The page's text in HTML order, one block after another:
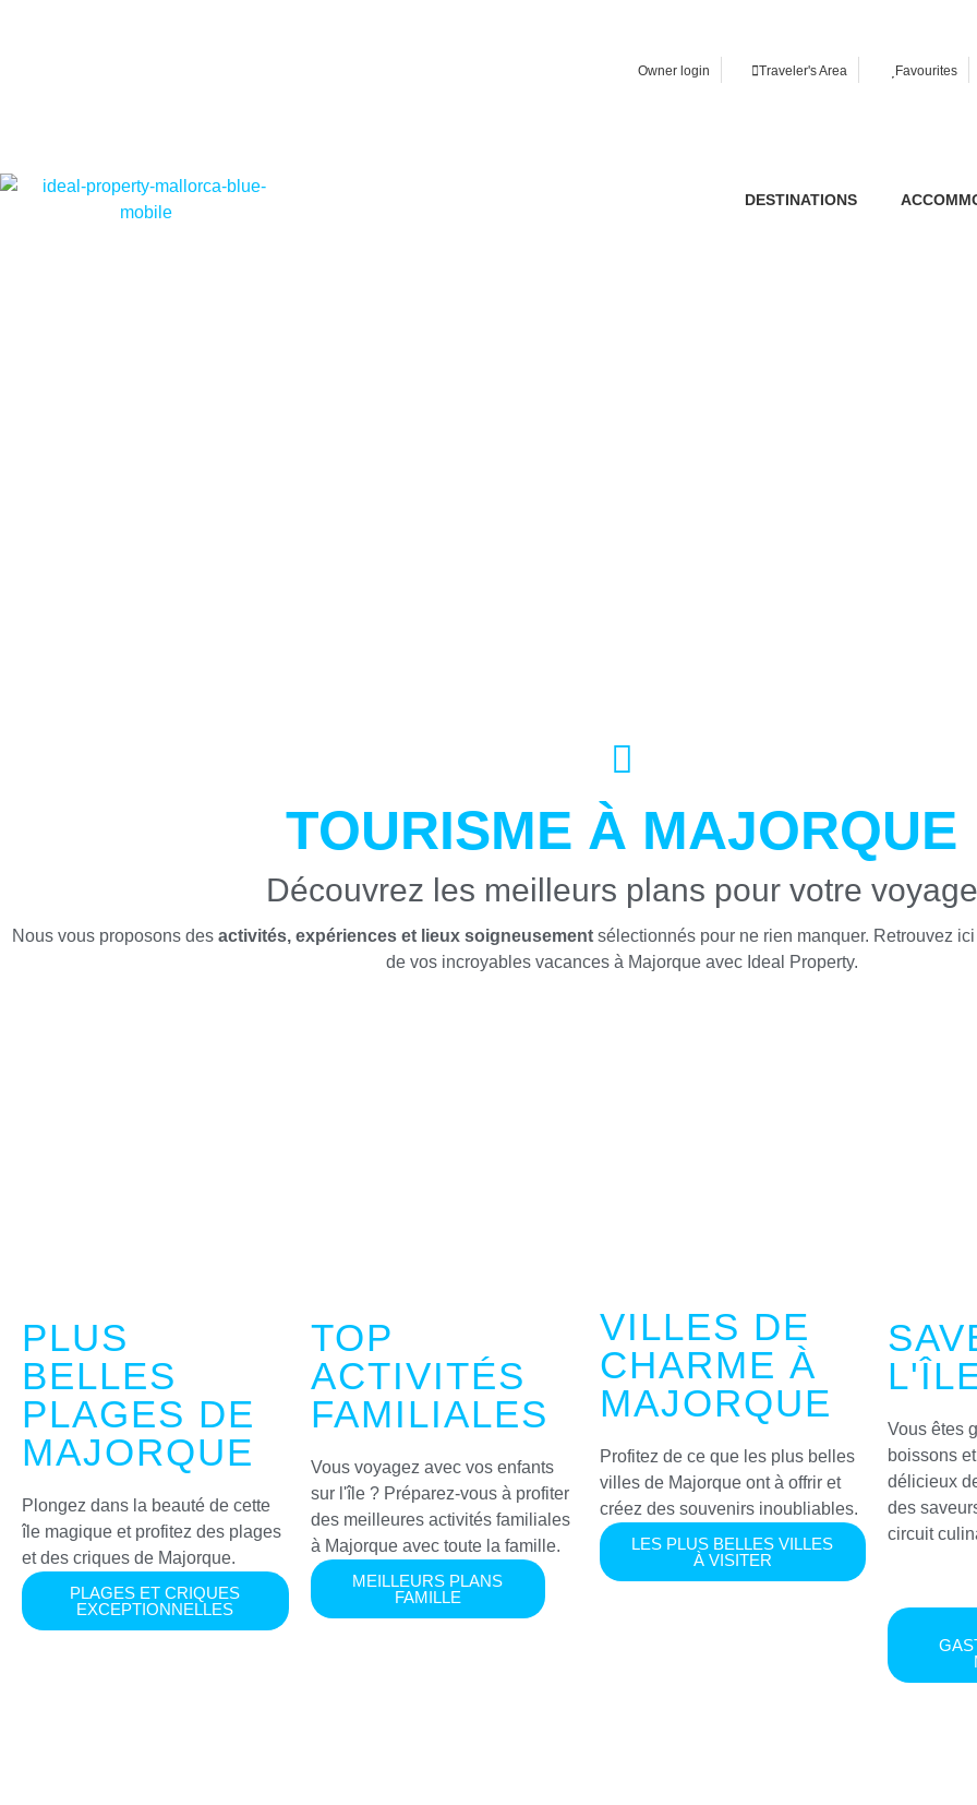
Owner login Traveler's Area Favourites
DESTINATIONS
TOURISME À MAJORQUE
Découvrez les meilleurs plans pour votre voyage
Nous vous proposons des activités, expériences et lieux soigneusementsélectionnés pour ne rien manquer. Retrouvez
de vos incroyables vacances à Majorque avec Ideal Property.
PLUS
BELLES
PLAGES DE
MAJORQUE
Plongez dans la beauté de cette
île magique et profitez des plages
et des criques de Majorque.
PLAGES ET CRIQUES
EXCEPTIONNELLES
TOP
ACTIVITÉS
FAMILIALES
Vous voyagez avec vos enfants
sur l'île ? Préparez-vous à profiter
des meilleures activités familiales
à Majorque avec toute la famille.
MEILLEURS PLANS
FAMILLE
VILLES DE
CHARME À
MAJORQUE
Profitez de ce que les plus belles
villes de Majorque ont à offrir et
créez des souvenirs inoubliables.
LES PLUS BELLES VILLES
À VISITER
Vous êtes
boissons
délicieux
des
circuit
Nous utilisons des cookies strictement nécessaires au bon fonctionnement du site web, ainsi que
et à la personnalisation de votre expérience, à des fins d'analyse statistique ainsi que pour vous
consulter notre